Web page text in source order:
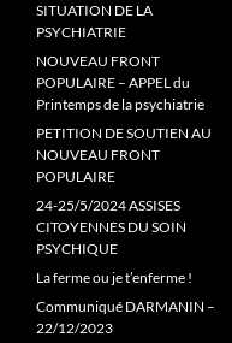
SITUATION DE LA
PSYCHIATRIE
NOUVEAU FRONT
POPULAIRE – APPEL du
Printemps de la psychiatrie
PETITION DE SOUTIEN AU
NOUVEAU FRONT
POPULAIRE
24-25/5/2024 ASSISES
CITOYENNES DU SOIN
PSYCHIQUE
La ferme ou je t’enferme !
Communiqué DARMANIN –
22/12/2023